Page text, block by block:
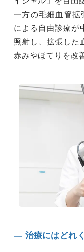
一方の毛細血管拡
による自由診療が
照射し、拡張した
赤みやほてりを改
― 治療にはどれ